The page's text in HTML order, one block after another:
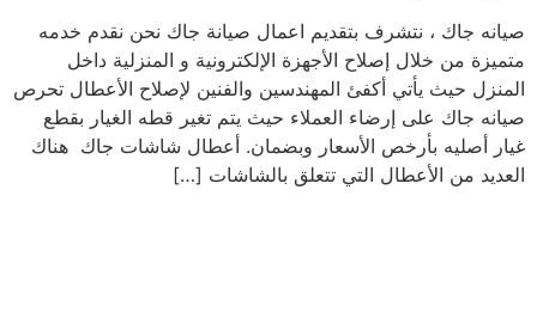
صيانه جاك ، نتشرف بتقديم اعمال صيانة جاك نحن نقدم خدمه
متميزة من خلال إصلاح الأجهزة الإلكترونية و المنزلية داخل
المنزل حيث يأتي أكفئ المهندسين والفنين لإصلاح الأعطال تحرص
صيانه جاك على إرضاء العملاء حيث يتم تغير قطه الغيار بقطع
غيار أصليه بأرخص الأسعار وبضمان. أعطال شاشات جاك هناك
العديد من الأعطال التي تتعلق بالشاشات […]